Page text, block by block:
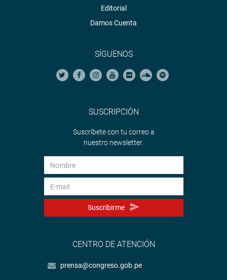
Editorial
Damos Cuenta
SÍGUENOS
SUSCRIPCIÓN
Suscríbete con tu correo a
nuestro newsletter.
Suscribirme
CENTRO DE ATENCIÓN
prensa@congreso.gob.pe